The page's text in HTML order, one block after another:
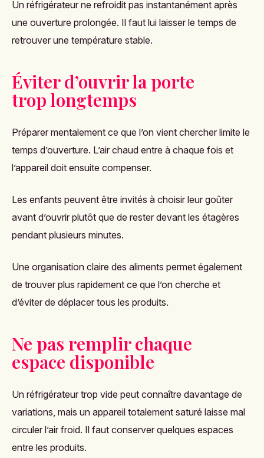
Un réfrigérateur ne refroidit pas instantanément après
une ouverture prolongée. Il faut lui laisser le temps de
retrouver une température stable.
Éviter d’ouvrir la porte
trop longtemps
Préparer mentalement ce que l’on vient chercher limite le
temps d’ouverture. L’air chaud entre à chaque fois et
l’appareil doit ensuite compenser.
Les enfants peuvent être invités à choisir leur goûter
avant d’ouvrir plutôt que de rester devant les étagères
pendant plusieurs minutes.
Une organisation claire des aliments permet également
de trouver plus rapidement ce que l’on cherche et
d’éviter de déplacer tous les produits.
Ne pas remplir chaque
espace disponible
Un réfrigérateur trop vide peut connaître davantage de
variations, mais un appareil totalement saturé laisse mal
circuler l’air froid. Il faut conserver quelques espaces
entre les produits.